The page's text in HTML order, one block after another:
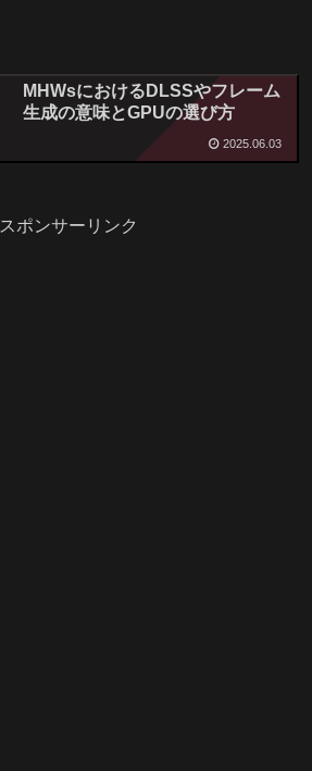
MHWsにおけるDLSSやフレーム
生成の意味とGPUの選び方
2025.06.03
スポンサーリンク